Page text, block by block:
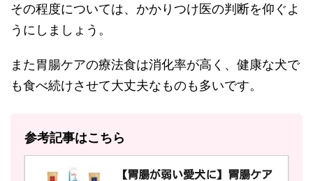
その程度については、かかりつけ医の判断を仰ぐよ
うにしましょう。
また胃腸ケアの療法食は消化率が高く、健康な犬で
も食べ続けさせて大丈夫なものも多いです。
参考記事はこちら
【胃腸が弱い愛犬に】胃腸ケア